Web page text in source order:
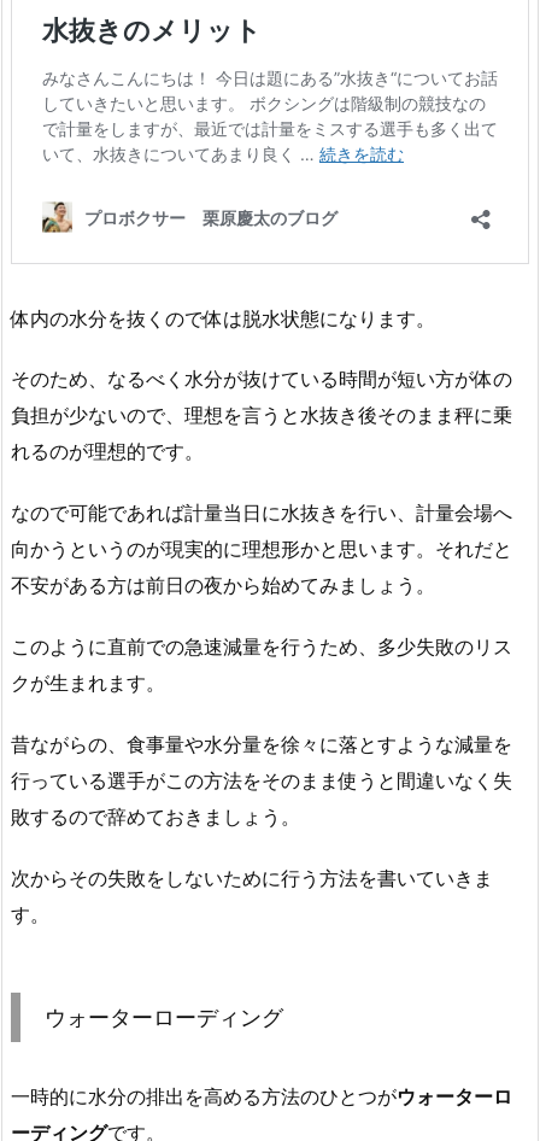
体内の水分を抜くので体は脱水状態になります。
そのため、なるべく水分が抜けている時間が短い方が体の
負担が少ないので、理想を言うと水抜き後そのまま秤に乗
れるのが理想的です。
なので可能であれば計量当日に水抜きを行い、計量会場へ
向かうというのが現実的に理想形かと思います。それだと
不安がある方は前日の夜から始めてみましょう。
このように直前での急速減量を行うため、多少失敗のリス
クが生まれます。
昔ながらの、食事量や水分量を徐々に落とすような減量を
行っている選手がこの方法をそのまま使うと間違いなく失
敗するので辞めておきましょう。
次からその失敗をしないために行う方法を書いていきま
す。
ウォーターローディング
一時的に水分の排出を高める方法のひとつがウォーターロ
ーディングです。